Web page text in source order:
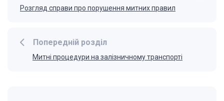
Попередній розділ
Митні процедури на залізничному транспорті
Розгляд справи про порушення митних правил